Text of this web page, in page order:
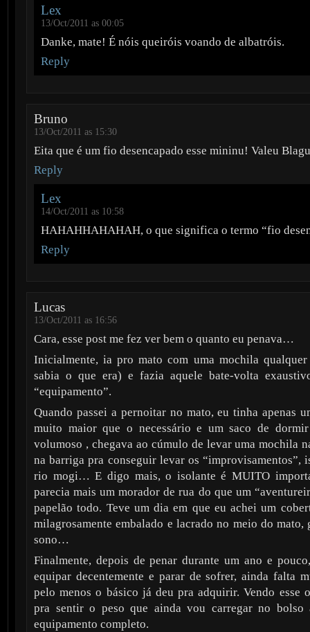
Lex
13/Oct/2011 as 00:05
Danke, mate! É nóis queiróis voando de albatróis.
Reply
Bruno
13/Oct/2011 as 15:30
Eita que é um fio desencapado esse mininu! Valeu
Reply
Lex
14/Oct/2011 as 10:58
HAHAHHAHAHAH, o que significa o termo “fio
Reply
Lucas
13/Oct/2011 as 16:56
Cara, esse post me fez ver bem o quanto eu penava…
Inicialmente, ia pro mato com uma mochila
sabia o que era) e fazia aquele bate-volta
“equipamento”.
Quando passei a pernoitar no mato, eu tinha apenas
muito maior que o necessário e um saco de
volumoso , chegava ao cúmulo de levar uma mochila
na barriga pra conseguir levar os “improvisamentos”,
rio mogi… E digo mais, o isolante é MUITO
parecia mais um morador de rua do que um
papelão todo. Teve um dia em que eu achei um
milagrosamente embalado e lacrado no meio do mato,
sono…
Finalmente, depois de penar durante um ano e
equipar decentemente e parar de sofrer, ainda falta
pelo menos o básico já deu pra adquirir. Vendo esse
pra sentir o peso que ainda vou carregar no bolso
equipamento completo.